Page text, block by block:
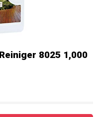
8025 1,000